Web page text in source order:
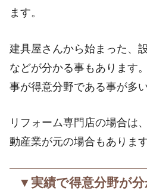
ます。
建具屋さんから始まった、
などが分かる事もあります
事が得意分野である事が多い
リフォーム専門店の場合は
動産業が元の場合もあります
▼実績で得意分野が分